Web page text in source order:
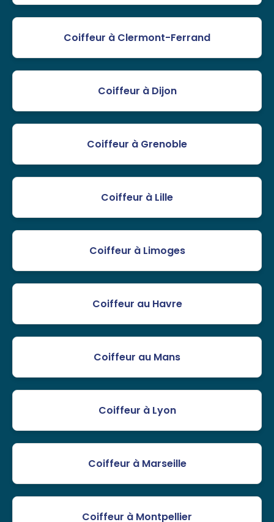
Coiffeur à Clermont-Ferrand
Coiffeur à Dijon
Coiffeur à Grenoble
Coiffeur à Lille
Coiffeur à Limoges
Coiffeur au Havre
Coiffeur au Mans
Coiffeur à Lyon
Coiffeur à Marseille
Coiffeur à Montpellier